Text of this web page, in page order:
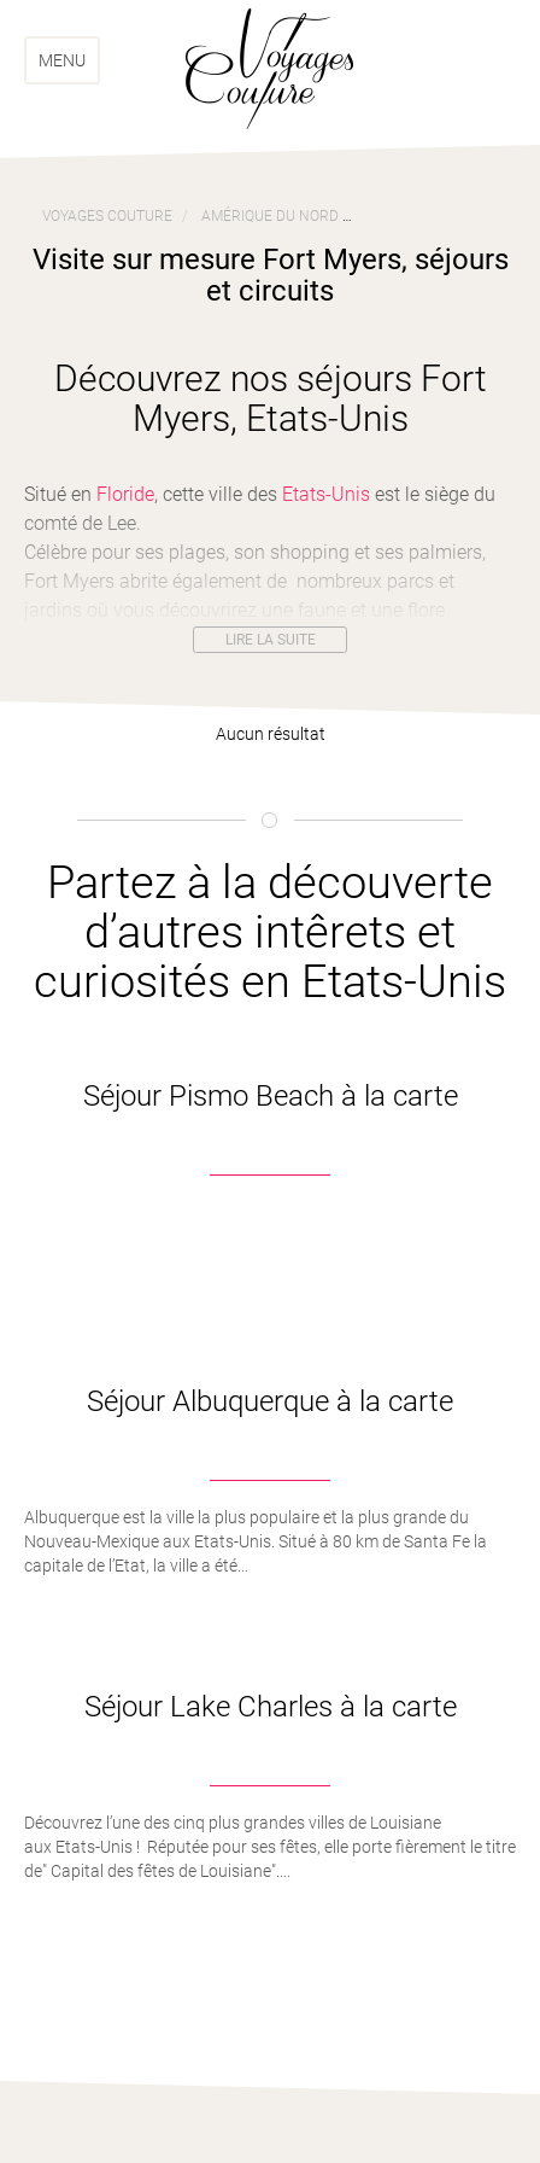
menu
contenuMENU
VOYAGES COUTURE AMÉRIQUE DU NORD
Visite sur mesure Fort Myers, séjours
et circuits
Découvrez nos séjours Fort
Myers, Etats-Unis
Situé en Floride, cette ville des Etats-Unis est le siège du
comté de Lee.
Célèbre pour ses plages, son shopping et ses palmiers,
Fort Myers abrite également de nombreux parcs et
jardins où vous découvrirez une faune et une flore
LIRE LA SUITE
Aucun résultat
Partez à la découverte
d’autres intêrets et
curiosités en Etats-Unis
Séjour Pismo Beach à la carte
Séjour Albuquerque à la carte
Albuquerque est la ville la plus populaire et la plus grande du
Nouveau-Mexique aux Etats-Unis. Situé à 80 km de Santa Fe la
capitale de l’Etat, la ville a été...
Séjour Lake Charles à la carte
Découvrez l’une des cinq plus grandes villes de Louisiane
aux Etats-Unis ! Réputée pour ses fêtes, elle porte fièrement le titre
de" Capital des fêtes de Louisiane"....